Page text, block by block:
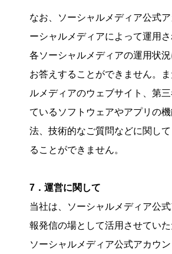
なお、ソーシャルメディア公式
ーシャルメディアによって運用さ
各ソーシャルメディアの運用状
お答えすることができません。
ルメディアのウェブサイト、第
ているソフトウェアやアプリの
法、技術的なご質問などに関し
ることができません。
7．運営に関して
当社は、ソーシャルメディア公
報発信の場として活用させていた
ソーシャルメディア公式アカウ